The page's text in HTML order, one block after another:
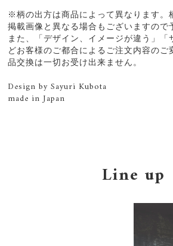
※柄の出方は商品によって異なります。
掲載画像と異なる場合もございますので
また、「デザイン、イメージが違う」
どお客様のご都合によるご注文内容の
品交換は一切お受け出来ません。
Design by Sayuri Kubota
made in Japan
Line up